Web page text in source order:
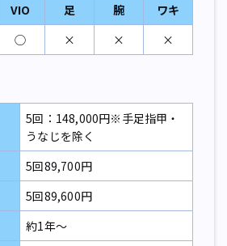
VIO 足 腕
ワキ
◯ × × ×
5回：148,000円※手足指甲・
うなじを除く
5回89,700円
5回89,600円
約1年～